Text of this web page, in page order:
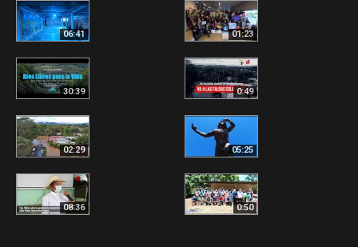
06:41 01:23
30:39 0:49
02:29 05:25
08:36 0:50